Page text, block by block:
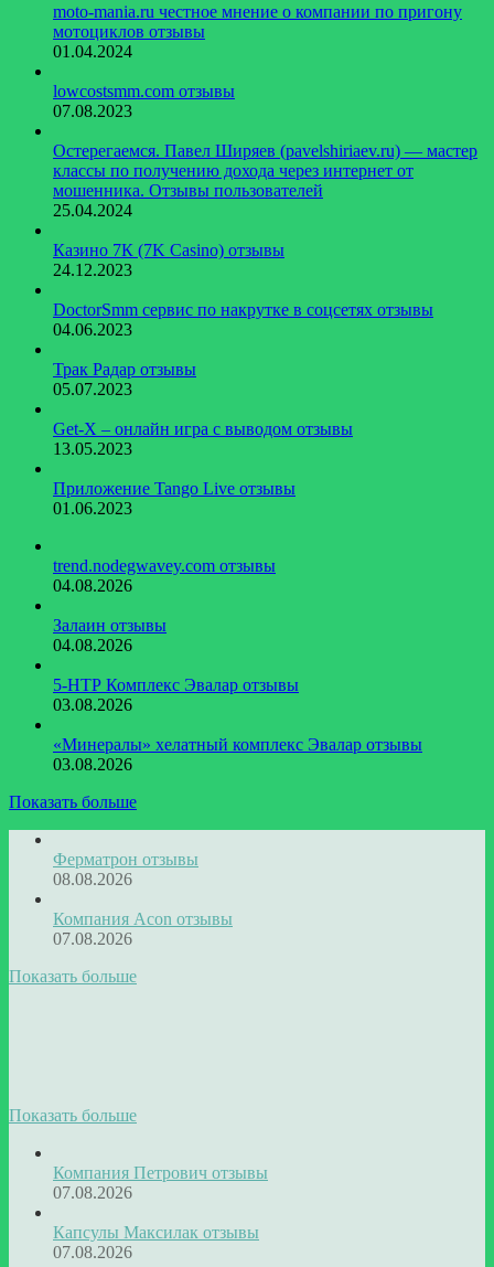
moto-mania.ru честное мнение о компании по пригону
мотоциклов отзывы
01.04.2024
lowcostsmm.com отзывы
07.08.2023
Остерегаемся. Павел Ширяев (pavelshiriaev.ru) — мастер
классы по получению дохода через интернет от
мошенника. Отзывы пользователей
25.04.2024
Казино 7К (7K Casino) отзывы
24.12.2023
DoctorSmm сервис по накрутке в соцсетях отзывы
04.06.2023
Трак Радар отзывы
05.07.2023
Get-X – онлайн игра с выводом отзывы
13.05.2023
Приложение Tango Live отзывы
01.06.2023
trend.nodegwavey.com отзывы
04.08.2026
Залаин отзывы
04.08.2026
5-НТР Комплекс Эвалар отзывы
03.08.2026
«Минералы» хелатный комплекс Эвалар отзывы
03.08.2026
Показать больше
Ферматрон отзывы
08.08.2026
Компания Acon отзывы
07.08.2026
Показать больше
Показать больше
Компания Петрович отзывы
07.08.2026
Капсулы Максилак отзывы
07.08.2026